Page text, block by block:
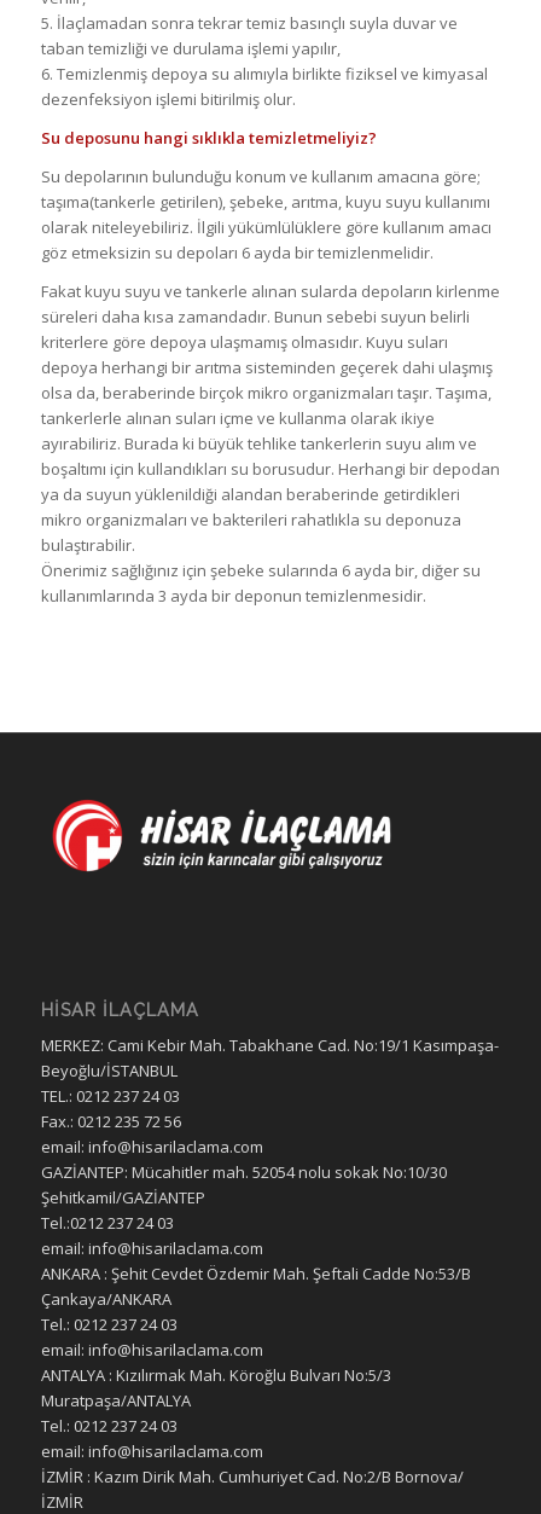
5. İlaçlamadan sonra tekrar temiz basınçlı suyla duvar ve
taban temizliği ve durulama işlemi yapılır,
6. Temizlenmiş depoya su alımıyla birlikte fiziksel ve kimyasal
dezenfeksiyon işlemi bitirilmiş olur.
Su deposunu hangi sıklıkla temizletmeliyiz?
Su depolarının bulunduğu konum ve kullanım amacına göre;
taşıma(tankerle getirilen), şebeke, arıtma, kuyu suyu kullanımı
olarak niteleyebiliriz. İlgili yükümlülüklere göre kullanım amacı
göz etmeksizin su depoları 6 ayda bir temizlenmelidir.
Fakat kuyu suyu ve tankerle alınan sularda depoların kirlenme
süreleri daha kısa zamandadır. Bunun sebebi suyun belirli
kriterlere göre depoya ulaşmamış olmasıdır. Kuyu suları
depoya herhangi bir arıtma sisteminden geçerek dahi ulaşmış
olsa da, beraberinde birçok mikro organizmaları taşır. Taşıma,
tankerlerle alınan suları içme ve kullanma olarak ikiye
ayırabiliriz. Burada ki büyük tehlike tankerlerin suyu alım ve
boşaltımı için kullandıkları su borusudur. Herhangi bir depodan
ya da suyun yüklenildiği alandan beraberinde getirdikleri
mikro organizmaları ve bakterileri rahatlıkla su deponuza
bulaştırabilir.
Önerimiz sağlığınız için şebeke sularında 6 ayda bir, diğer su
kullanımlarında 3 ayda bir deponun temizlenmesidir.
HİSAR İLAÇLAMA
MERKEZ: Cami Kebir Mah. Tabakhane Cad. No:19/1 Kasımpaşa-
Beyoğlu/İSTANBUL
TEL.: 0212 237 24 03
Fax.: 0212 235 72 56
email: info@hisarilaclama.com
GAZİANTEP: Mücahitler mah. 52054 nolu sokak No:10/30
Şehitkamil/GAZİANTEP
Tel.:0212 237 24 03
email: info@hisarilaclama.com
ANKARA : Şehit Cevdet Özdemir Mah. Şeftali Cadde No:53/B
Çankaya/ANKARA
Tel.: 0212 237 24 03
email: info@hisarilaclama.com
ANTALYA : Kızılırmak Mah. Köroğlu Bulvarı No:5/3
Muratpaşa/ANTALYA
Tel.: 0212 237 24 03
email: info@hisarilaclama.com
İZMİR : Kazım Dirik Mah. Cumhuriyet Cad. No:2/B Bornova/
İZMİR